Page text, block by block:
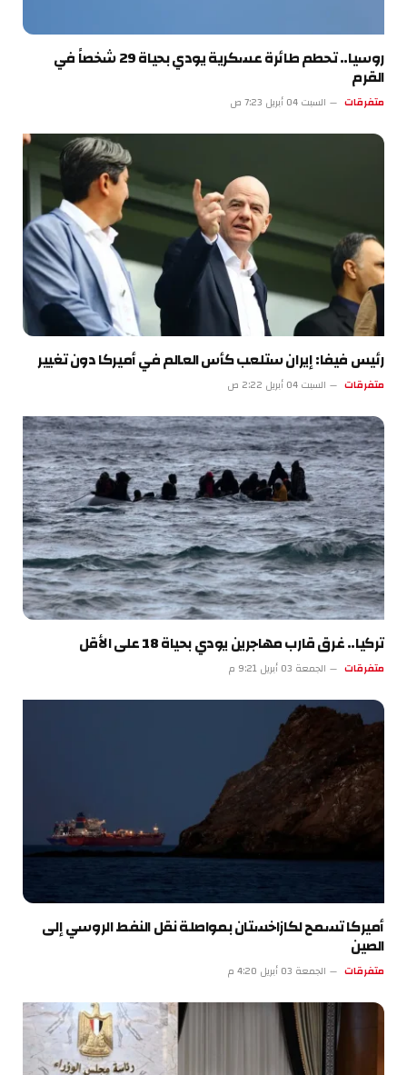
روسيا.. تحطم طائرة عسكرية يودي بحياة 29 شخصاً في
القرم
متفرقات السبت 04 أبريل 7:23 ص
رئيس فيفا: إيران ستلعب كأس العالم في أميركا دون تغيير
متفرقات السبت 04 أبريل 2:22 ص
تركيا.. غرق قارب مهاجرين يودي بحياة 18 على الأقل
متفرقات الجمعة 03 أبريل 9:21 م
أميركا تسمح لكازاخستان بمواصلة نقل النفط الروسي إلى
الصين
متفرقات الجمعة 03 أبريل 4:20 م